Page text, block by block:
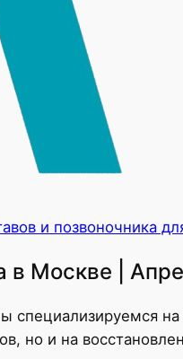
и позвоночника
в Москве |
специализируемся на
но и на